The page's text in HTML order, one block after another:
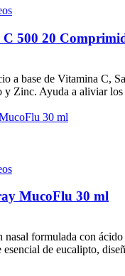
500 20
a base de Vitamina C,
y Zinc. Ayuda a aliviar los
MucoFlu 30 ml
nasal formulada con
de eucalipto,